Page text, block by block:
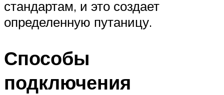
стандартам, и это создает
определенную путаницу.
Способы
подключения